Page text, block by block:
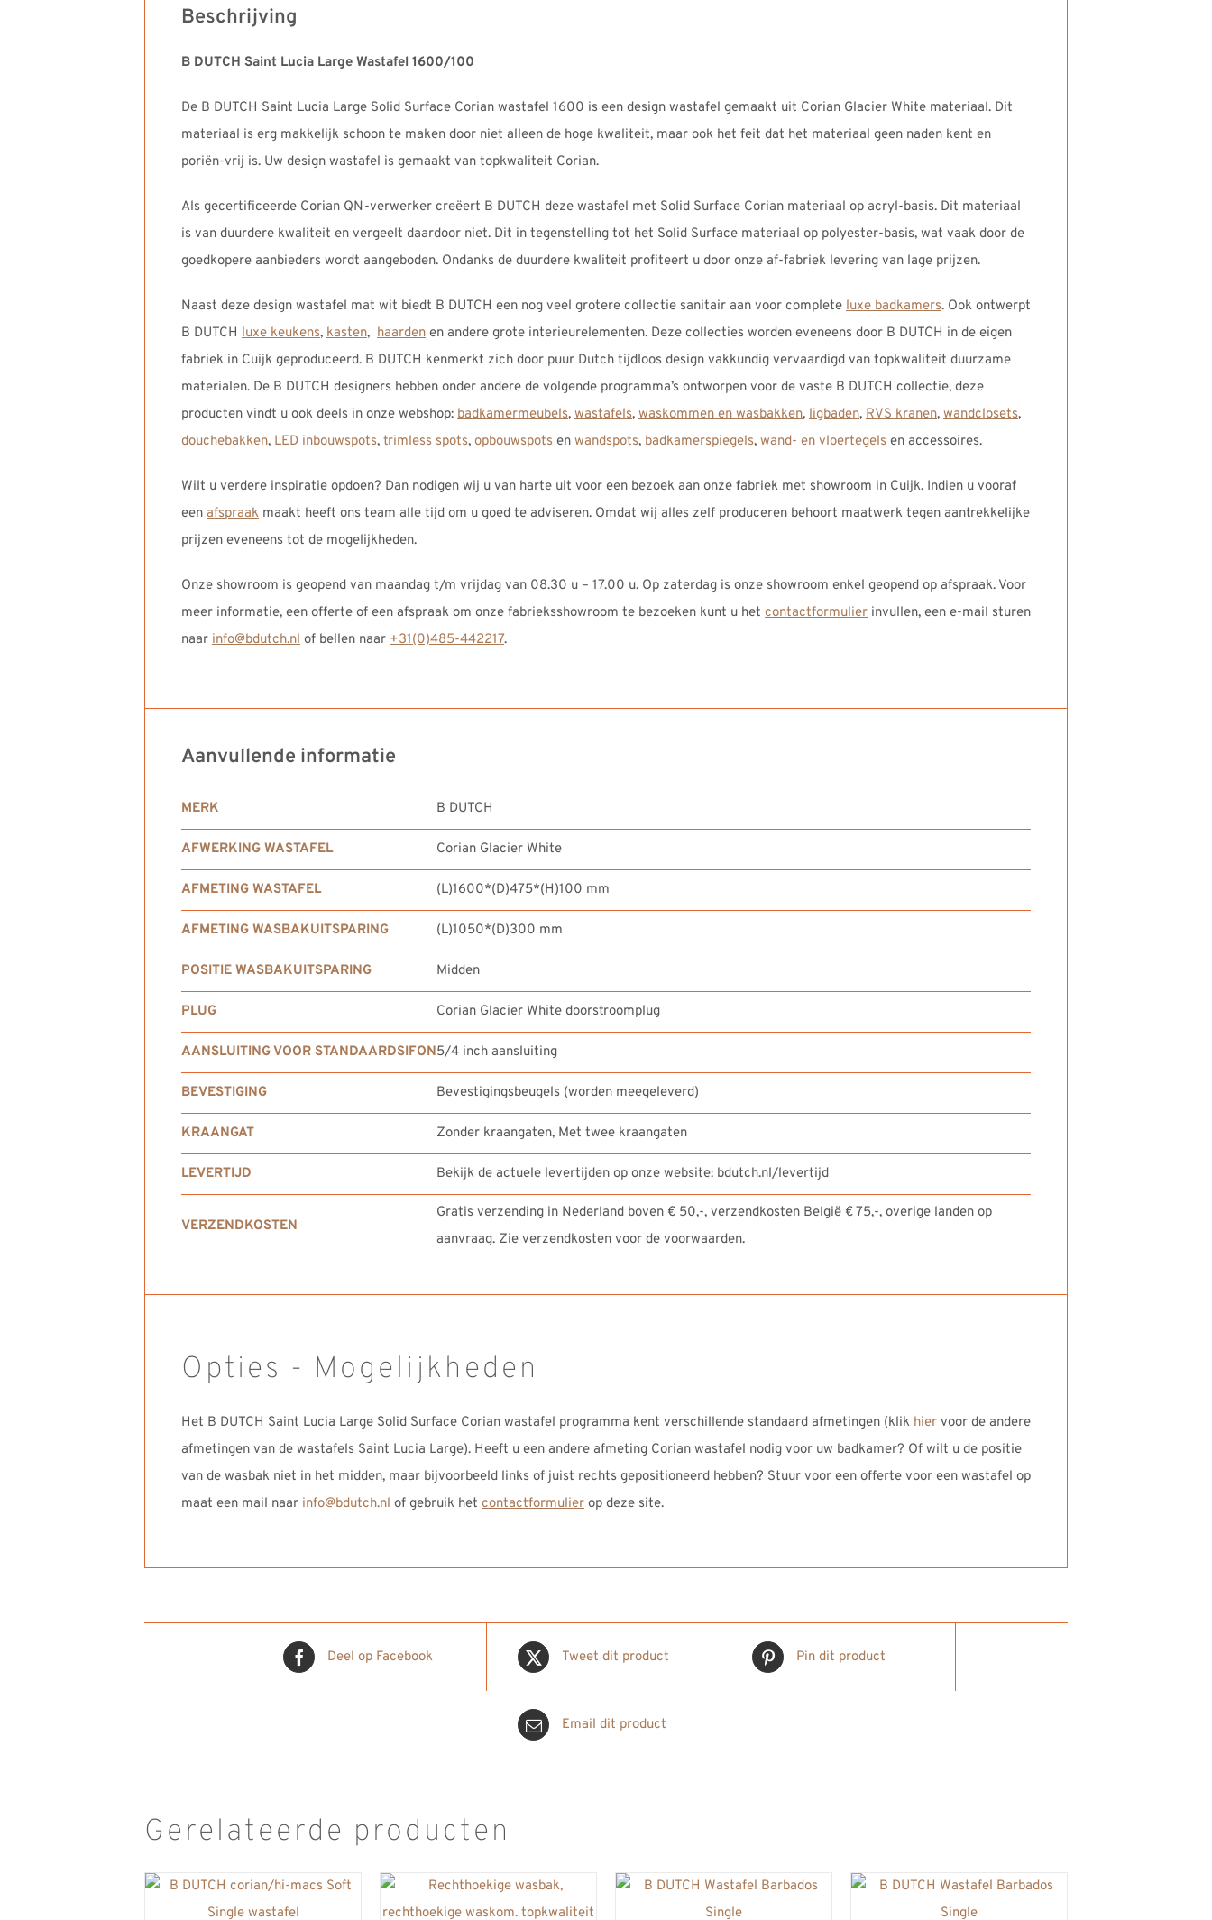
Beschrijving
B DUTCH Saint Lucia Large Wastafel 1600/100
De B DUTCH Saint Lucia Large Solid Surface Corian wastafel 1600 is een design wastafel gemaakt uit Corian Glacier White materiaal. Dit
materiaal is erg makkelijk schoon te maken door niet alleen de hoge kwaliteit, maar ook het feit dat het materiaal geen naden kent en
poriën-vrij is. Uw design wastafel is gemaakt van topkwaliteit Corian.
Als gecertificeerde Corian QN-verwerker creëert B DUTCH deze wastafel met Solid Surface Corian materiaal op acryl-basis. Dit materiaal
is van duurdere kwaliteit en vergeelt daardoor niet. Dit in tegenstelling tot het Solid Surface materiaal op polyester-basis, wat vaak door de
goedkopere aanbieders wordt aangeboden. Ondanks de duurdere kwaliteit profiteert u door onze af-fabriek levering van lage prijzen.
Naast deze design wastafel mat wit biedt B DUTCH een nog veel grotere collectie sanitair aan voor complete luxe badkamers. Ook ontwerpt
B DUTCH luxe keukens, kasten, haarden en andere grote interieurelementen. Deze collecties worden eveneens door B DUTCH in de eigen
fabriek in Cuijk geproduceerd. B DUTCH kenmerkt zich door puur Dutch tijdloos design vakkundig vervaardigd van topkwaliteit duurzame
materialen. De B DUTCH designers hebben onder andere de volgende programma’s ontworpen voor de vaste B DUTCH collectie, deze
producten vindt u ook deels in onze webshop: badkamermeubels, wastafels, waskommen en wasbakken, ligbaden, RVS kranen, wandclosets,
douchebakken, LED inbouwspots,trimless spots,opbouwspotsenwandspots, badkamerspiegels, wand- en vloertegels en accessoires.
Wilt u verdere inspiratie opdoen? Dan nodigen wij u van harte uit voor een bezoek aan onze fabriek met showroom in Cuijk. Indien u vooraf
een afspraak maakt heeft ons team alle tijd om u goed te adviseren. Omdat wij alles zelf produceren behoort maatwerk tegen aantrekkelijke
prijzen eveneens tot de mogelijkheden.
Onze showroom is geopend van maandag t/m vrijdag van 08.30 u – 17.00 u. Op zaterdag is onze showroom enkel geopend op afspraak. Voor
meer informatie, een offerte of een afspraak om onze fabrieksshowroom te bezoeken kunt u het contactformulier invullen, een e-mail sturen
naar info@bdutch.nl of bellen naar +31(0)485-442217.
Aanvullende informatie
MERK B DUTCH
AFWERKING WASTAFEL Corian Glacier White
AFMETING WASTAFEL (L)1600*(D)475*(H)100 mm
AFMETING WASBAKUITSPARING (L)1050*(D)300 mm
POSITIE WASBAKUITSPARING Midden
PLUG Corian Glacier White doorstroomplug
AANSLUITING VOOR STANDAARDSIFON5/4 inch aansluiting
BEVESTIGING Bevestigingsbeugels (worden meegeleverd)
KRAANGAT Zonder kraangaten, Met twee kraangaten
LEVERTIJD Bekijk de actuele levertijden op onze website: bdutch.nl/levertijd
VERZENDKOSTEN
Gratis verzending in Nederland boven € 50,-, verzendkosten België € 75,-, overige landen op
aanvraag. Zie verzendkosten voor de voorwaarden.
Opties - Mogelijkheden
Het B DUTCH Saint Lucia Large Solid Surface Corian wastafel programma kent verschillende standaard afmetingen (klik hier voor de andere
afmetingen van de wastafels Saint Lucia Large). Heeft u een andere afmeting Corian wastafel nodig voor uw badkamer? Of wilt u de positie
van de wasbak niet in het midden, maar bijvoorbeeld links of juist rechts gepositioneerd hebben? Stuur voor een offerte voor een wastafel op
maat een mail naar info@bdutch.nl of gebruik het contactformulier op deze site.
Deel op Facebook Tweet dit product Pin dit product
Email dit product
Gerelateerde producten